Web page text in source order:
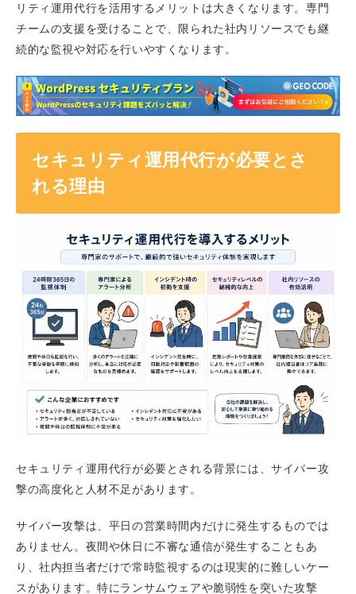
リティ運用代行を活用するメリットは大きくなります。専門
チームの支援を受けることで、限られた社内リソースでも継
続的な監視や対応を行いやすくなります。
セキュリティ運用代行が必要とさ
れる理由
セキュリティ運用代行が必要とされる背景には、サイバー攻
撃の高度化と人材不足があります。
サイバー攻撃は、平日の営業時間内だけに発生するものでは
ありません。夜間や休日に不審な通信が発生することもあ
り、社内担当者だけで常時監視するのは現実的に難しいケー
スがあります。特にランサムウェアや脆弱性を突いた攻撃